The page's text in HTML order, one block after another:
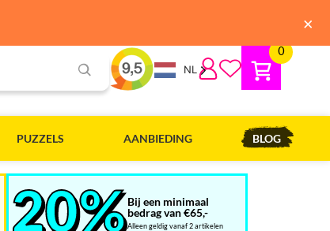
NL
0
PUZZELS AANBIEDING BLOG
Bij een minimaal
bedrag van €65,-
Alleen geldig vanaf 2 artikelen
×